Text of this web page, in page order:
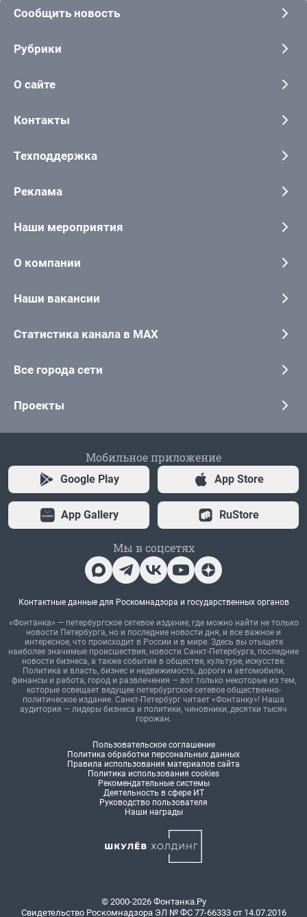
Сообщить новость
Рубрики
О сайте
Контакты
Техподдержка
Реклама
Наши мероприятия
О компании
Наши вакансии
Статистика канала в MAX
Все города сети
Проекты
Мобильное приложение
Google Play App Store
App Gallery RuStore
Мы в соцсетях
Контактные данные для Роскомнадзора и государственных органов
«Фонтанка» — петербургское сетевое издание, где можно найти не только
новости Петербурга, но и последние новости дня, и все важное и
интересное, что происходит в России и в мире. Здесь вы отыщете
наиболее значимые происшествия, новости Санкт-Петербурга, последние
новости бизнеса, а также события в обществе, культуре, искусстве.
Политика и власть, бизнес и недвижимость, дороги и автомобили,
финансы и работа, город и развлечения — вот только некоторые из тем,
которые освещает ведущее петербургское сетевое общественно-
политическое издание. Санкт-Петербург читает «Фонтанку»! Наша
аудитория — лидеры бизнеса и политики, чиновники, десятки тысяч
горожан.
Пользовательское соглашение
Политика обработки персональных данных
Правила использования материалов сайта
Политика использования cookies
Рекомендательные системы
Деятельность в сфере ИТ
Руководство пользователя
Наши награды
© 2000-2026 Фонтанка.Ру
Свидетельство Роскомнадзора ЭЛ № ФС 77-66333 от 14.07.2016